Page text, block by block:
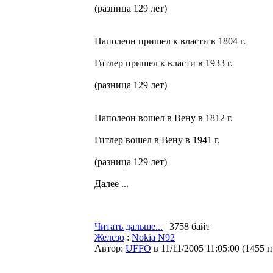
(разница 129 лет)
Наполеон пришел к власти в 1804 г.
Гитлер пришел к власти в 1933 г.
(разница 129 лет)
Наполеон вошел в Вену в 1812 г.
Гитлер вошел в Вену в 1941 г.
(разница 129 лет)
Далее ...
Читать дальше... | 3758 байт
Железо : Nokia N92
Автор: UFFO в 11/11/2005 11:05:00 (1455